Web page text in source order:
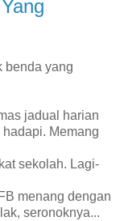
benda yang
jadual harian
Memang
sekolah. Lagi-
menang dengan
seronoknya...